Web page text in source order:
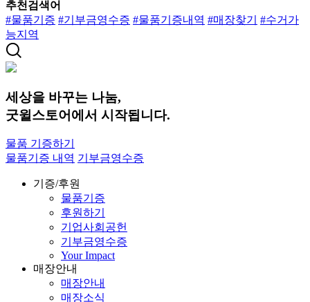
추천검색어
#물품기증 #기부금영수증 #물품기증내역 #매장찾기
#수거가
능지역
세상을 바꾸는 나눔,
굿윌스토어에서 시작됩니다.
물품 기증하기
물품기증 내역 기부금영수증
기증/후원
물품기증
후원하기
기업사회공헌
기부금영수증
Your Impact
매장안내
매장안내
매장소식